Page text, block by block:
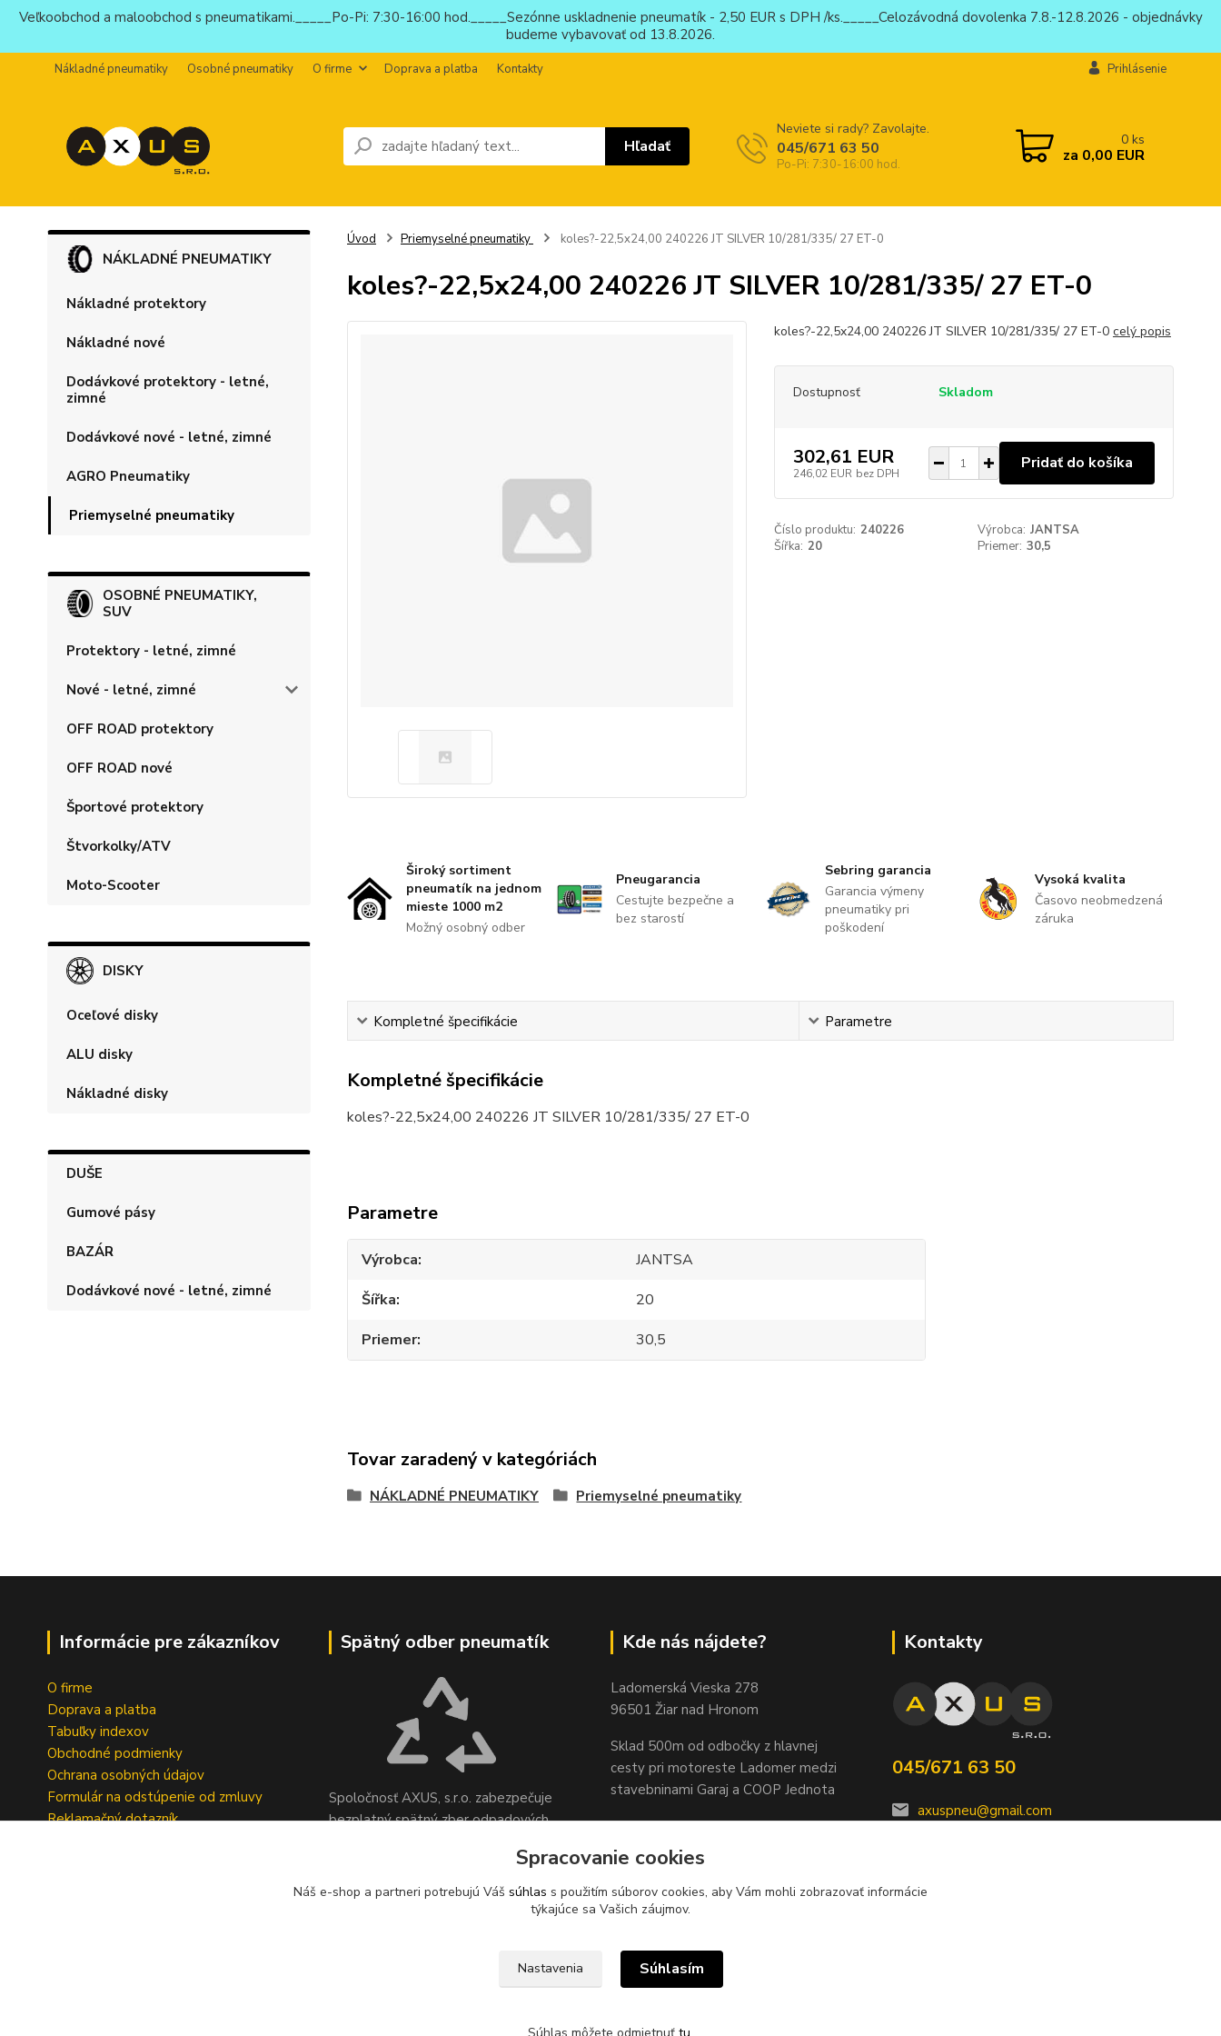
Veľkoobchod a maloobchod s pneumatikami._____Po-Pi: 7:30-16:00 hod._____Sezónne uskladnenie pneumatík - 2,50 EUR s DPH /ks._____Celozávodná dovolenka 7.8.-12.8.2026 - objednávky
budeme vybavovať od 13.8.2026.
Nákladné pneumatiky Osobné pneumatiky O firme Doprava a platba Kontakty Prihlásenie
Hľadať
Neviete si rady? Zavolajte.
045/671 63 50
Po-Pi: 7:30-16:00 hod.
0 ks
za 0,00 EUR
NÁKLADNÉ PNEUMATIKY
Nákladné protektory
Nákladné nové
Dodávkové protektory - letné,
zimné
Dodávkové nové - letné, zimné
AGRO Pneumatiky
Priemyselné pneumatiky
OSOBNÉ PNEUMATIKY,
SUV
Protektory - letné, zimné
Nové - letné, zimné
OFF ROAD protektory
OFF ROAD nové
Športové protektory
Štvorkolky/ATV
Moto-Scooter
DISKY
Oceľové disky
ALU disky
Nákladné disky
DUŠE
Gumové pásy
BAZÁR
Dodávkové nové - letné, zimné
Úvod Priemyselné pneumatiky koles?-22,5x24,00 240226 JT SILVER 10/281/335/ 27 ET-0
koles?-22,5x24,00 240226 JT SILVER 10/281/335/ 27 ET-0
koles?-22,5x24,00 240226 JT SILVER 10/281/335/ 27 ET-0 celý popis
Dostupnosť Skladom
302,61 EUR
246,02 EUR bez DPH
Pridať do košíka
Číslo produktu: 240226 Výrobca: JANTSA
Šířka: 20 Priemer: 30,5
Široký sortiment
pneumatík na jednom
mieste 1000 m2
Možný osobný odber
Pneugarancia
Cestujte bezpečne a
bez starostí
Sebring garancia
Garancia výmeny
pneumatiky pri
poškodení
Vysoká kvalita
Časovo neobmedzená
záruka
Kompletné špecifikácie Parametre
Kompletné špecifikácie
koles?-22,5x24,00 240226 JT SILVER 10/281/335/ 27 ET-0
Parametre
Výrobca
JANTSA
Šířka
20
Priemer
30,5
Tovar zaradený v kategóriách
NÁKLADNÉ PNEUMATIKY Priemyselné pneumatiky
Informácie pre zákazníkov
O firme
Doprava a platba
Tabuľky indexov
Obchodné podmienky
Ochrana osobných údajov
Formulár na odstúpenie od zmluvy
Reklamačný dotazník
Spätný odber pneumatík
Spoločnosť AXUS, s.r.o. zabezpečuje
bezplatný spätný zber odpadových
Geromettova 78, 96621 Lovča.
Kde nás nájdete?
Ladomerská Vieska 278
96501 Žiar nad Hronom
Sklad 500m od odbočky z hlavnej
cesty pri motoreste Ladomer medzi
stavebninami Garaj a COOP Jednota
Kontakty
045/671 63 50
axuspneu@gmail.com
Spracovanie cookies
Náš e-shop a partneri potrebujú Váš súhlas s použitím súborov cookies, aby Vám mohli zobrazovať informácie
týkajúce sa Vašich záujmov.
Nastavenia Súhlasím